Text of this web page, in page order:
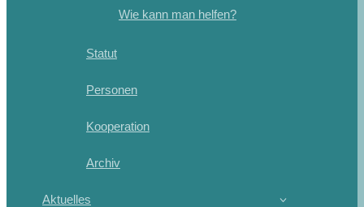
Wie kann man helfen?
Statut
Personen
Kooperation
Archiv
Aktuelles